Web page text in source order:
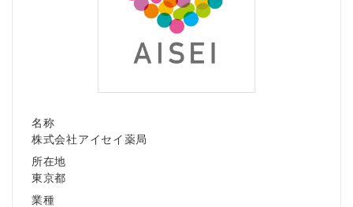
名称
株式会社アイセイ薬局
所在地
東京都
業種